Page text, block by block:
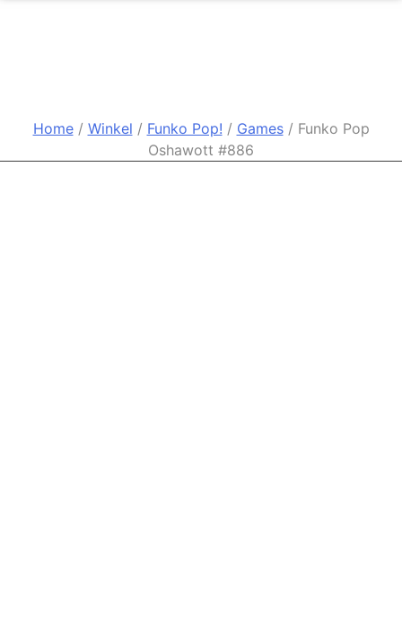
Home/ Winkel / Funko Pop! / Games/ Funko Pop
Oshawott #886